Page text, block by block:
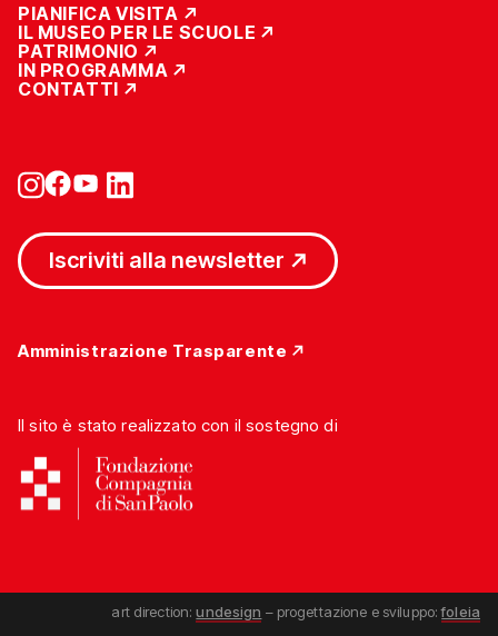
PIANIFICA VISITA
IL MUSEO PER LE SCUOLE
PATRIMONIO
IN PROGRAMMA
CONTATTI
Iscriviti alla newsletter
Amministrazione Trasparente
Il sito è stato realizzato con il sostegno di
art direction:undesign – progettazione e sviluppo:foleia